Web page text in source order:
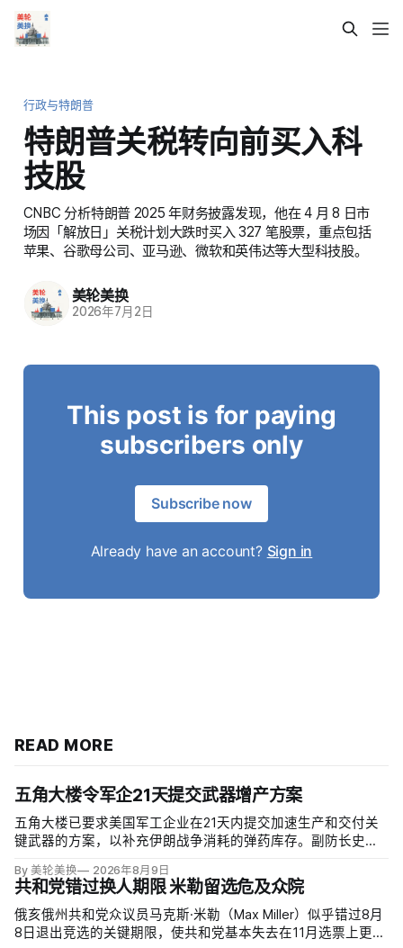
行政与特朗普
特朗普关税转向前买入科
技股
CNBC 分析特朗普 2025 年财务披露发现，他在 4 月 8 日市
场因「解放日」关税计划大跌时买入 327 笔股票，重点包括
苹果、谷歌母公司、亚马逊、微软和英伟达等大型科技股。
美轮美换
2026年7月2日
This post is for paying
subscribers only
Subscribe now
Already have an account? Sign in
READ MORE
五角大楼令军企21天提交武器增产方案
五角大楼已要求美国军工企业在21天内提交加速生产和交付关
键武器的方案，以补充伊朗战争消耗的弹药库存。副防长史蒂
可接受，必须立即扩大产能；
By 美轮美换 2026年8月9日
共和党错过换人期限 米勒留选危及众院
俄亥俄州共和党众议员马克斯·米勒（Max Miller）似乎错过8月
8日退出竞选的关键期限，使共和党基本失去在11月选票上更换